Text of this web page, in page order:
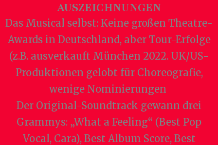
AUSZEICHNUNGEN
Das Musical selbst: Keine großen Theatre-
Awards in Deutschland, aber Tour-Erfolge
(z.B. ausverkauft München 2022. UK/US-
Produktionen gelobt für Choreografie,
wenige Nominierungen
Der Original-Soundtrack gewann drei
Grammys: „What a Feeling“ (Best Pop
Vocal, Cara), Best Album Score, Best